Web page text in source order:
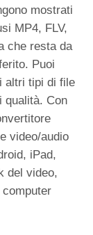
mostrati
MP4, FLV,
che resta da
Puoi
altri tipi di file
qualità. Con
video/audio
iPad,
del video,